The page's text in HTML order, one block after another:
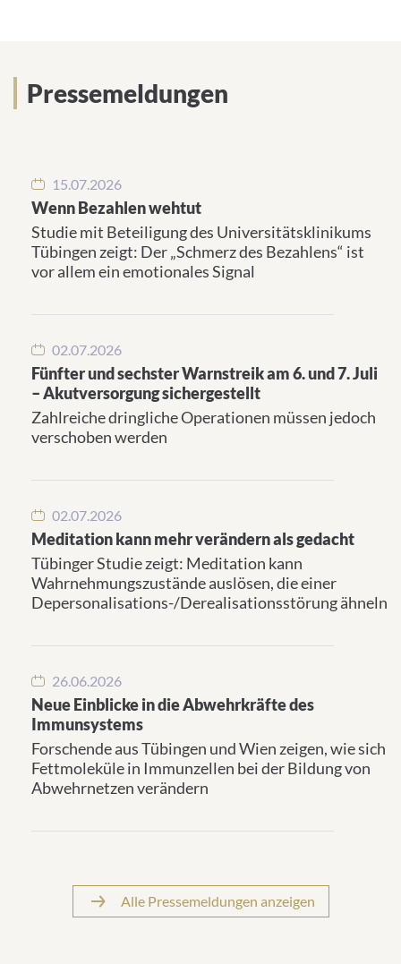
Pressemeldungen
15.07.2026
Wenn Bezahlen wehtut
Studie mit Beteiligung des Universitätsklinikums
Tübingen zeigt: Der „Schmerz des Bezahlens“ ist
vor allem ein emotionales Signal
02.07.2026
Fünfter und sechster Warnstreik am 6. und 7. Juli
– Akutversorgung sichergestellt
Zahlreiche dringliche Operationen müssen jedoch
verschoben werden
02.07.2026
Meditation kann mehr verändern als gedacht
Tübinger Studie zeigt: Meditation kann
Wahrnehmungszustände auslösen, die einer
Depersonalisations-/Derealisationsstörung ähneln
26.06.2026
Neue Einblicke in die Abwehrkräfte des
Immunsystems
Forschende aus Tübingen und Wien zeigen, wie sich
Fettmoleküle in Immunzellen bei der Bildung von
Abwehrnetzen verändern
Alle Pressemeldungen anzeigen